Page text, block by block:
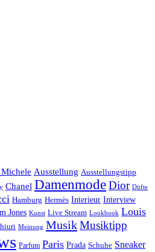
Ausstellung Ausstellungstipp
Chanel DamenmodeDior Düfte
Hamburg Hermès Interieur Interview
Jones Kunst Live Stream Lookbook Louis
Meinung MusikMusiktipp
Parfum Paris Prada Schuhe Sneaker